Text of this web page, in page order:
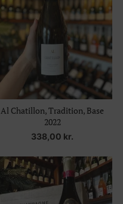
Al Chatillon, Tradition, Base
2022
338,00 kr.